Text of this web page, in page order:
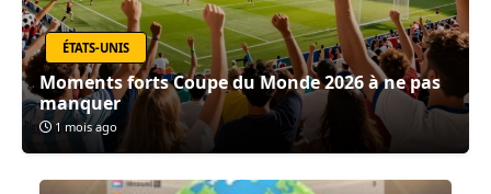
ÉTATS-UNIS
Moments forts Coupe du Monde 2026 à ne pas
manquer
1 mois ago